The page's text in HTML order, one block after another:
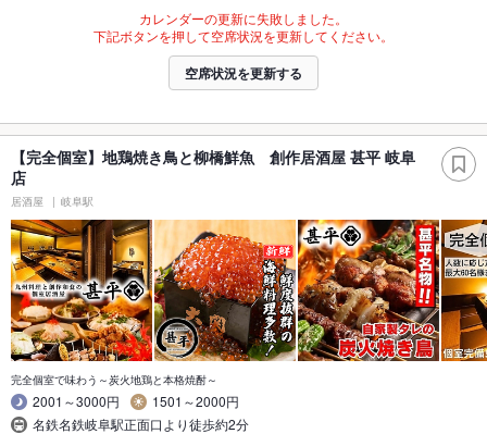
カレンダーの更新に失敗しました。
下記ボタンを押して空席状況を更新してください。
空席状況を更新する
【完全個室】地鶏焼き鳥と柳橋鮮魚 創作居酒屋 甚平 岐阜
店
居酒屋 岐阜駅
完全個室で味わう～炭火地鶏と本格焼酎～
2001～3000円
1501～2000円
名鉄名鉄岐阜駅正面口より徒歩約2分